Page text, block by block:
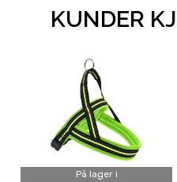
KUNDER
På lager i